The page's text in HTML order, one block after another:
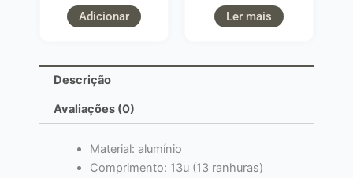
Adicionar Ler mais
Descrição
Avaliações (0)
Material: alumínio
Comprimento: 13u (13 ranhuras)